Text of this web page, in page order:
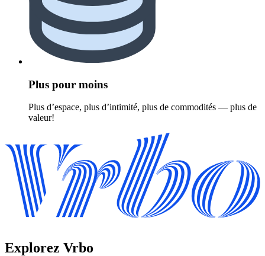
Plus pour moins
Plus d’espace, plus d’intimité, plus de commodités — plus de
valeur!
Explorez Vrbo